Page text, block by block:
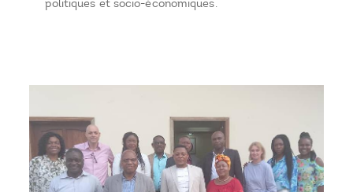
politiques et socio-économiques.